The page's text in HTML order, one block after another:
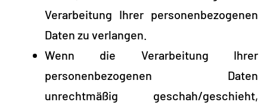
Verarbeitung Ihrer personenbezogenen
Daten zu verlangen.
Wenn die Verarbeitung Ihrer
personenbezogenen Daten
unrechtmäßig geschah/geschieht,